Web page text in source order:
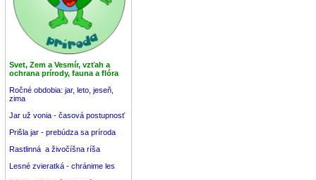
Svet, Zem a Vesmír, vzťah a
ochrana prírody, fauna a flóra
Ročné obdobia: jar, leto, jeseň,
zima
Jar už vonia - časová postupnosť
Prišla jar - prebúdza sa príroda
Rastlinná a živočíšna ríša
Lesné zvieratká - chránime les